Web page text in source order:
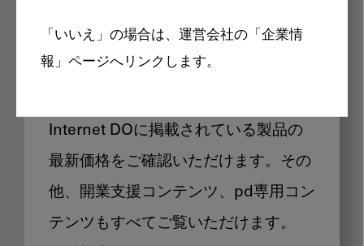
「いいえ」の場合は、運営会社の「企業情
報」ページへリンクします。
製品価格も閲覧可能
Internet DOに掲載されている製品の
最新価格をご確認いただけます。その
他、開業支援コンテンツ、pd専用コン
テンツもすべてご覧いただけます。